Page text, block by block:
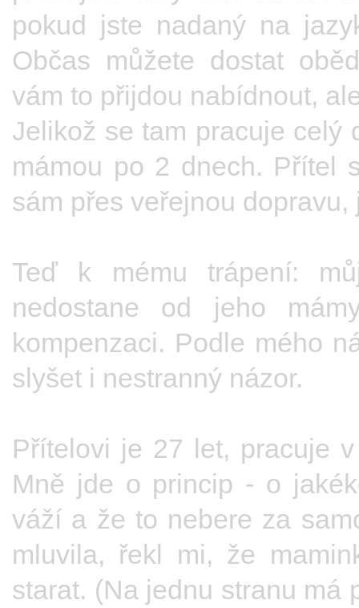
pokud jste nadaný na
Občas můžete dostat
vám to přijdou nabídnout,
Jelikož se tam pracuje celý
mámou po 2 dnech. Přítel
sám přes veřejnou
Teď k mému trápení:
nedostane od jeho
kompenzaci. Podle mého
slyšet i nestranný názor.
Přítelovi je 27 let, pracuje
Mně jde o princip - o
váží a že to nebere za
mluvila, řekl mi, že
starat. (Na jednu stranu má